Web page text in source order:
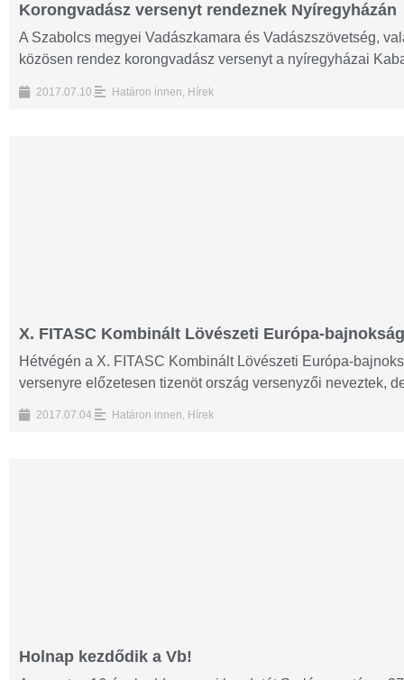
Korongvadász versenyt rendeznek Nyíregyházán
A Szabolcs megyei Vadászkamara és Vadászszövetség,
közösen rendez korongvadász versenyt a nyíregyházai
2017.07.10. Határon innen Hírek
X. FITASC Kombinált Lövészeti Európa-bajnokság
Hétvégén a X. FITASC Kombinált Lövészeti Európa-
versenyre előzetesen tizenöt ország versenyzői neveztek,
2017.07.04. Határon innen, Hírek
Holnap kezdődik a Vb!